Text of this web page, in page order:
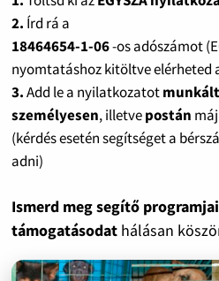
2. Írd rá a
18464654-1-06-os adószámot
nyomtatáshoz kitöltve elérheted
3.Add le a nyilatkozatot
személyesen, illetvepostán
(kérdés esetén segítséget a
adni)
Ismerd meg segítő
támogatásodat hálásan